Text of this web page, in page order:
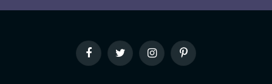
FacebookTwitter InstagramPinterest